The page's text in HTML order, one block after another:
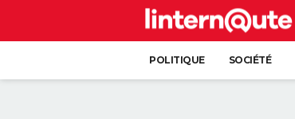
POLITIQUE SOCIÉTÉ